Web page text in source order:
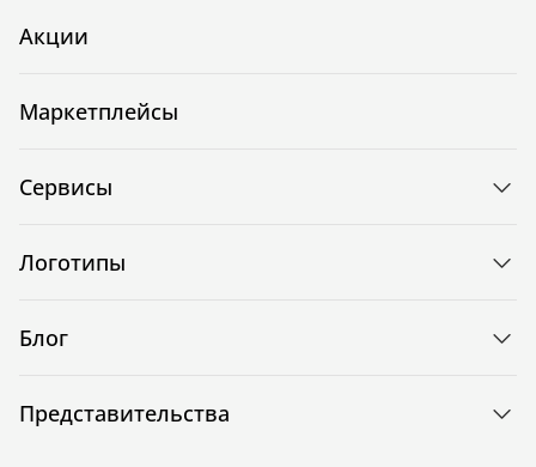
Акции
Маркетплейсы
Сервисы
Логотипы
Блог
Представительства